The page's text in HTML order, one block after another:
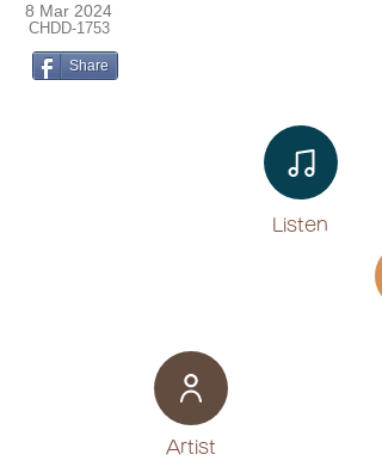
8 Mar 2024
CHDD-1753
Share
Listen​
​Artist